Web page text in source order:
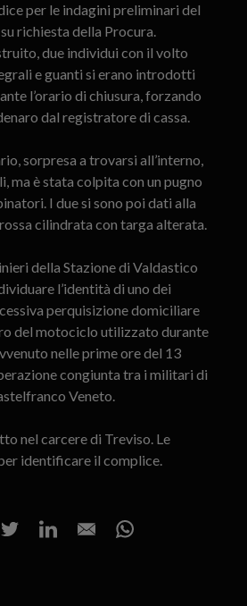
per le indagini preliminari del
richiesta della Procura.
due individui con il volto
e guanti si erano introdotti
l’orario di chiusura, forzando
dal registratore di cassa.
sorpresa a trovarsi all’interno,
ma è stata colpita con un pugno
I due si sono poi dati alla
cilindrata con targa alterata.
della Stazione di Valdastico
l’identità di uno dei
perquisizione domiciliare
del motociclo utilizzato durante
nelle prime ore del 13
congiunta tra i militari di
Veneto.
nel carcere di Treviso. Le
identificare il complice.